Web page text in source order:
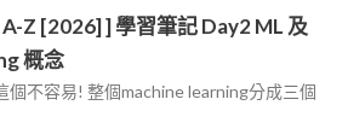
Z [2026] ] 學習筆記 Day2 ML 及
概念
個不容易! 整個machine learning分成三個